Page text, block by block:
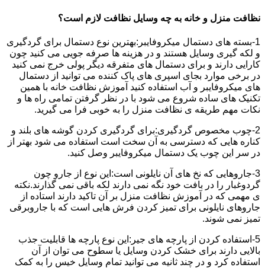
نظافت منزل و خانه به چه وسایل نظافت لازم است؟
1-بسته های دستمال میکروفایبر:بهترین نوع دستمال برای گردگیری
و لکه گیری وسایل هستند و در هزینه ها صرفه جویی می کنید چون
کارایی دارند و برای دستمال های متفرقه دیگر پولی خرج نمی کنید
در برخی موارد بجای اسپری های پاک کننده می توانید از دستمال
های میکروفایبر و آب استفاده کنید آموزش نظافت خانه با همین
تکنیک های ساده شروع می شود با در نظر گرفتن تمامی راه ها و
نکات مهم طریقه ی نظافت منزل را به خوبی فرا می گیرید.
2-چوب مخصوص گردگیری:برای گردگیری کردن گوشه های بلند و
کناره هایی که دسترسی به آن سخت است استفاده می شود بهتر از
در سر این چوب یک دستمال میکروفایبر وصل کنید.
3-جاروهایی که نخ های آن نایلونی است:این نوع از جارو چون
گردوغبار را در بافت خود نگه نمی دارند لکه باقی نمی گذارند.نکته
ی مهمی که در آموزش نظافت منزل بر آن تاکید دارند استاده از
جاروهای نایلونی برای تمیز کردن فرش هایی است که با جاروبرقی
تمیز نمی شوند.
5-استفاده کردن از پارچه های جیر:این نوع پارچه ها قابلیت جذب
بالایی دارند برای خشک کردن وسایل یا سطوح می توان از آن
استفاده کرد و در چند ثانیه می توانید تمام وسایل خیس را به کمک